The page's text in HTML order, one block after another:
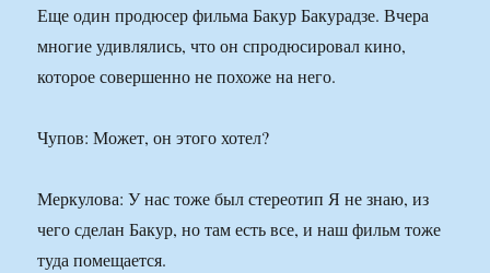
Еще один продюсер фильма Бакур Бакурадзе. Вчера
многие удивлялись, что он спродюсировал кино,
которое совершенно не похоже на него.
Чупов: Может, он этого хотел?
Меркулова: У нас тоже был стереотип Я не знаю, из
чего сделан Бакур, но там есть все, и наш фильм тоже
туда помещается.